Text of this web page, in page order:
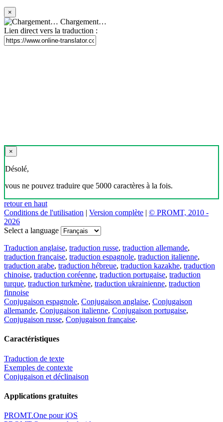
×
Chargement…
Lien direct vers la traduction :
×
Désolé,
vous ne pouvez traduire que 5000 caractères à la fois.
retour en haut
Conditions de l'utilisation | Version complète | © PROMT, 2010 -
2026
Select a language
Traduction anglaise, traduction russe, traduction allemande,
traduction française, traduction espagnole, traduction italienne,
traduction arabe, traduction hébreue, traduction kazakhe, traduction
chinoise, traduction coréenne, traduction portugaise, traduction
turque, traduction turkmène, traduction ukrainienne, traduction
finnoise
Conjugaison espagnole, Conjugaison anglaise, Conjugaison
allemande, Conjugaison italienne, Conjugaison portugaise,
Conjugaison russe, Conjugaison française.
Caractéristiques
Traduction de texte
Exemples de contexte
Conjugaison et déclinaison
Applications gratuites
PROMT.One pour iOS